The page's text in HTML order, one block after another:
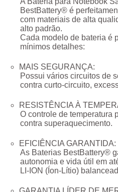
BestBattery® é
com materiais de alta
alto padrão.
Cada modelo de bateria é
mínimos detalhes:
MAIS SEGURANÇA:
Possui vários circuitos de
contra curto-circuito,
RESISTÊNCIA À
O controle de temperatura
contra superaquecimento.
EFICIÊNCIA GARANTIDA:
As Baterias BestBattery®
autonomia e vida útil em
LI-ION (Íon-Lítio)